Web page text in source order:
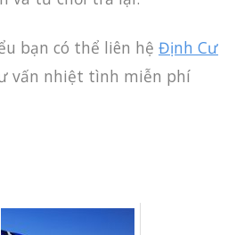
bạn có thể liên hệ Định Cư
vấn nhiệt tình miễn phí